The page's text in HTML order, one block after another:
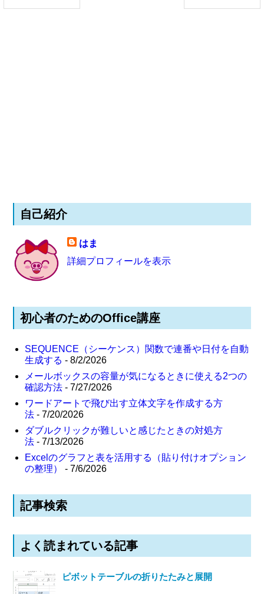
自己紹介
はま
詳細プロフィールを表示
初心者のためのOffice講座
SEQUENCE（シーケンス）関数で連番や日付を自動
生成する - 8/2/2026
メールボックスの容量が気になるときに使える2つの
確認方法 - 7/27/2026
ワードアートで飛び出す立体文字を作成する方
法 - 7/20/2026
ダブルクリックが難しいと感じたときの対処方
法 - 7/13/2026
Excelのグラフと表を活用する（貼り付けオプション
の整理）
- 7/6/2026
記事検索
よく読まれている記事
ピボットテーブルの折りたたみと展開